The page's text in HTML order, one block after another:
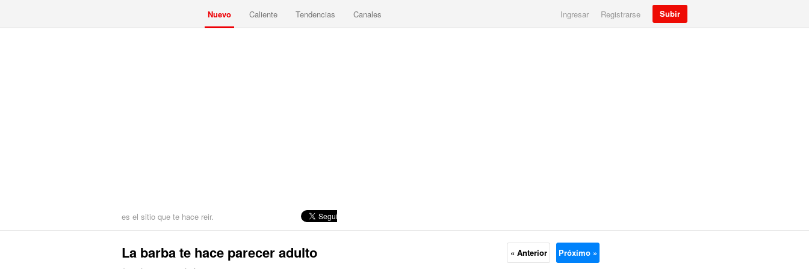
Nuevo Caliente Tendencias Canales Ingresar Registrarse Subir
es el sitio que te hace reir.
La barba te hace parecer adulto « Anterior Próximo »